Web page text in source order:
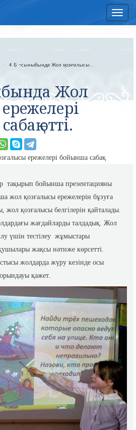
4 Б –сыныбында Жол қозғалысы...
Жол
өтті.
ережелері бойынша сабақ
тақырып бойынша презентацияны
жол қозғалысы ережелерін бұзуға
жол қозғалысы белгілерін қайталады.
жағдайларды талдадық. Жол
үшін тестілеу жұмыстары
жақсы нәтиже көрсетті.
жолдарда жүру кезінде осы
қажет.